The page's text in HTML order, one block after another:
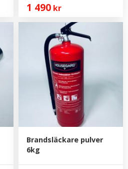
1 490 kr
Brandsläckare pulver
6kg